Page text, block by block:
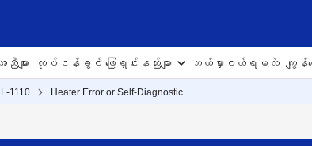
များ လုပ်ငန်းခွင် ဖြေရှင်းနည်းများ ဘယ်မှာဝယ်ရမလဲ ကျွန်တ
1110 Heater Error or Self-Diagnostic